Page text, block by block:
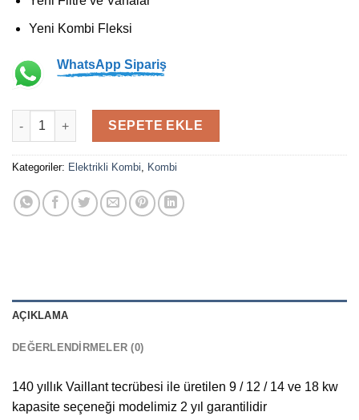
Yeni Kombi Fleksi
WhatsApp Sipariş
Vaillant eloBLOCK 18 KW Elektrikli Isıtma Cihazı adet
SEPETE EKLE
Kategoriler: Elektrikli Kombi, Kombi
AÇIKLAMA
DEĞERLENDIRMELER (0)
140 yıllık Vaillant tecrübesi ile üretilen 9 / 12 / 14 ve 18 kw
kapasite seçeneği modelimiz 2 yıl garantilidir